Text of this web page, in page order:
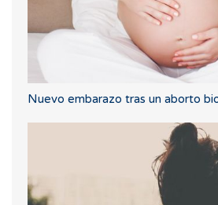
Nuevo embarazo tras un aborto